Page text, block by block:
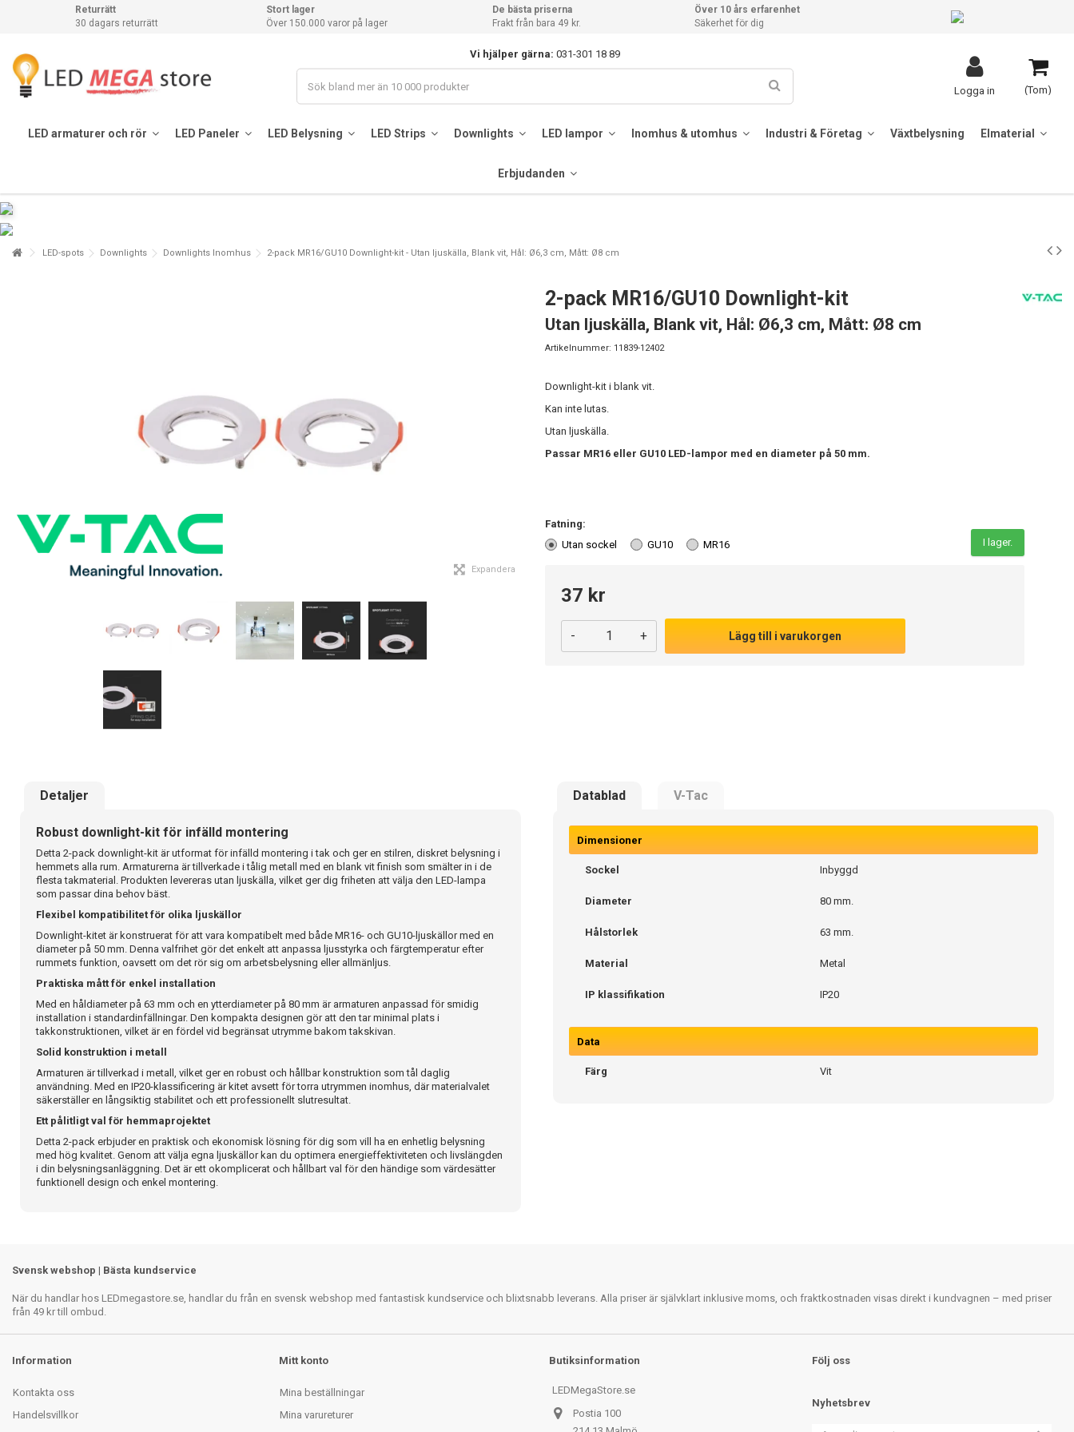
Returrätt
30 dagars returrätt
Stort lager
Över 150.000 varor på lager
De bästa priserna
Frakt från bara 49 kr.
Över 10 års erfarenhet
Säkerhet för dig
Vi hjälper gärna: 031-301 18 89
(Tom)
Logga in
LED armaturer och rör LED Paneler LED Belysning LED Strips Downlights LED lampor Inomhus & utomhus Industri & Företag Växtbelysning Elmaterial
Erbjudanden
LED-spots Downlights Downlights Inomhus 2-pack MR16/GU10 Downlight-kit - Utan ljuskälla, Blank vit, Hål: Ø6,3 cm, Mått: Ø8 cm
Expandera
2-pack MR16/GU10 Downlight-kit
Utan ljuskälla, Blank vit, Hål: Ø6,3 cm, Mått: Ø8 cm
Artikelnummer: 11839-12402
Downlight-kit i blank vit.
Kan inte lutas.
Utan ljuskälla.
Passar MR16 eller GU10 LED-lampor med en diameter på 50 mm.
Fatning:
Utan sockel
GU10 MR16 I lager.
37 kr
- + Lägg till i varukorgen
Detaljer Datablad V-Tac
Robust downlight-kit för infälld montering
Detta 2-pack downlight-kit är utformat för infälld montering i tak och ger en stilren, diskret belysning i
hemmets alla rum. Armaturerna är tillverkade i tålig metall med en blank vit finish som smälter in i de
flesta takmaterial. Produkten levereras utan ljuskälla, vilket ger dig friheten att välja den LED-lampa
som passar dina behov bäst.
Flexibel kompatibilitet för olika ljuskällor
Downlight-kitet är konstruerat för att vara kompatibelt med både MR16- och GU10-ljuskällor med en
diameter på 50 mm. Denna valfrihet gör det enkelt att anpassa ljusstyrka och färgtemperatur efter
rummets funktion, oavsett om det rör sig om arbetsbelysning eller allmänljus.
Praktiska mått för enkel installation
Med en håldiameter på 63 mm och en ytterdiameter på 80 mm är armaturen anpassad för smidig
installation i standardinfällningar. Den kompakta designen gör att den tar minimal plats i
takkonstruktionen, vilket är en fördel vid begränsat utrymme bakom takskivan.
Solid konstruktion i metall
Armaturen är tillverkad i metall, vilket ger en robust och hållbar konstruktion som tål daglig
användning. Med en IP20-klassificering är kitet avsett för torra utrymmen inomhus, där materialvalet
säkerställer en långsiktig stabilitet och ett professionellt slutresultat.
Ett pålitligt val för hemmaprojektet
Detta 2-pack erbjuder en praktisk och ekonomisk lösning för dig som vill ha en enhetlig belysning
med hög kvalitet. Genom att välja egna ljuskällor kan du optimera energieffektiviteten och livslängden
i din belysningsanläggning. Det är ett okomplicerat och hållbart val för den händige som värdesätter
funktionell design och enkel montering.
Dimensioner
Sockel Inbyggd
Diameter 80 mm.
Hålstorlek 63 mm.
Material Metal
IP klassifikation IP20
Data
Färg Vit
Svensk webshop | Bästa kundservice
När du handlar hos LEDmegastore.se, handlar du från en svensk webshop med fantastisk kundservice och blixtsnabb leverans. Alla priser är självklart inklusive moms, och fraktkostnaden visas direkt i kundvagnen – med priser
från 49 kr till ombud.
Information
Kontakta oss
Handelsvillkor
Mitt konto
Mina beställningar
Mina varureturer
Butiksinformation
LEDMegaStore.se
Postia 100
Följ oss
Nyhetsbrev